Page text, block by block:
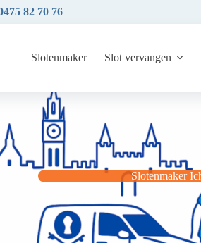
82 70 76
Slotenmaker Slot vervangen
Slotenmaker